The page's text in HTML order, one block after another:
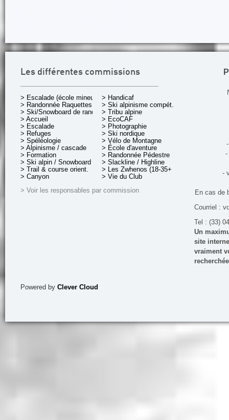
Les différentes commissions
> Escalade (école mineurs)
> Randonnée Raquettes
> Ski/Snowboard de rando.
> Accueil
> Escalade
> Refuges
> Spéléologie
> Alpinisme / cascade
> Formation
> Ski alpin / Snowboard
> Trail & course orient.
> Canyon
> Handicaf
> Ski alpinisme compét.
> Tribu alpine
> EcoCAF
> Photographie
> Ski nordique
> Vélo de Montagne
> École d'aventure
> Randonnée Pédestre
> Slackline / Highline
> Les Zwhenos (18-35+ ans)
> Vie du Club
> Voir les responsables par commission
-
-
En cas de
Courriel :
Tel : (33)
Un
site
vraiment
Powered by Clever Cloud